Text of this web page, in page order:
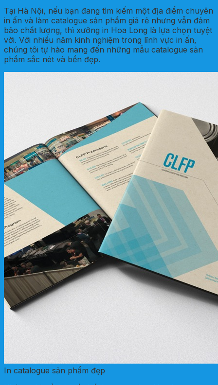
Tại Hà Nội, nếu bạn đang tìm kiếm một địa điểm chuyên
in ấn và làm catalogue sản phẩm giá rẻ nhưng vẫn đảm
bảo chất lượng, thì xưởng in Hoa Long là lựa chọn tuyệt
vời. Với nhiều năm kinh nghiệm trong lĩnh vực in ấn,
chúng tôi tự hào mang đến những mẫu catalogue sản
phẩm sắc nét và bền đẹp.
In catalogue sản phẩm đẹp